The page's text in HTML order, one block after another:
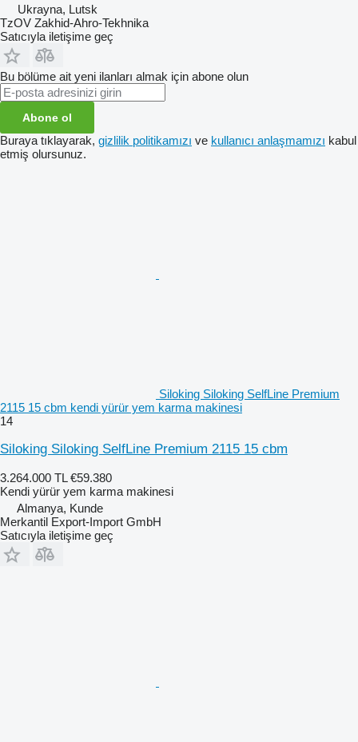
Ukrayna, Lutsk
TzOV Zakhid-Ahro-Tekhnika
Satıcıyla iletişime geç
Bu bölüme ait yeni ilanları almak için abone olun
Abone ol
Buraya tıklayarak, gizlilik politikamızı ve kullanıcı anlaşmamızı kabul
etmiş olursunuz.
Siloking Siloking SelfLine Premium
2115 15 cbm kendi yürür yem karma makinesi
14
Siloking Siloking SelfLine Premium 2115 15 cbm
3.264.000 TL €59.380
Kendi yürür yem karma makinesi
Almanya, Kunde
Merkantil Export-Import GmbH
Satıcıyla iletişime geç